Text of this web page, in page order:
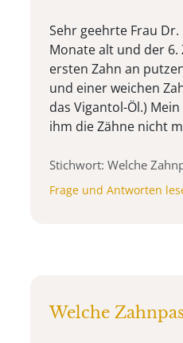
Sehr geehrte Frau
Monate alt und der
ersten Zahn an
und einer weichen
das Vigantol-Öl.)
ihm die Zähne nicht
Stichwort: Welche
Frage und Antworten
Welche